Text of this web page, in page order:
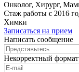
Онколог, Хирург,
Стаж работы с 2016
Химки
Записаться на прием
Написать сообщение
Некорректный формат